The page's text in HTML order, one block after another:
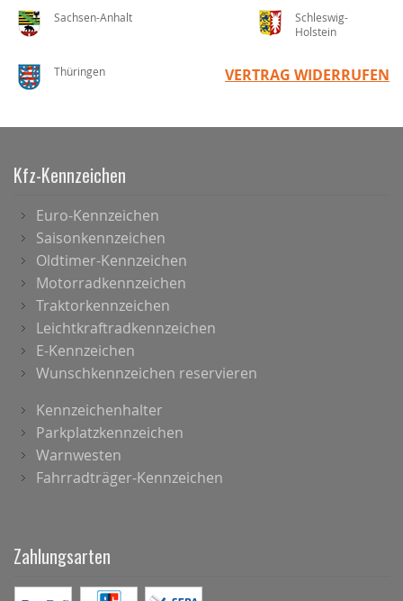
Sachsen-Anhalt
Schleswig-
Holstein
Thüringen VERTRAG WIDERRUFEN
Kfz-Kennzeichen
Euro-Kennzeichen
Saisonkennzeichen
Oldtimer-Kennzeichen
Motorradkennzeichen
Traktorkennzeichen
Leichtkraftradkennzeichen
E-Kennzeichen
Wunschkennzeichen reservieren
Kennzeichenhalter
Parkplatzkennzeichen
Warnwesten
Fahrradträger-Kennzeichen
Zahlungsarten